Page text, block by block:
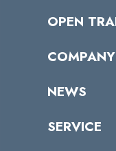
OPEN
受講者の声
COMPANY
トップメッ
ミッション
NEWS
サイバーニ
SERVICE